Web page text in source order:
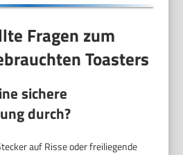
Fragen zum
Toasters
sichere
durch?
auf Risse oder freiliegende